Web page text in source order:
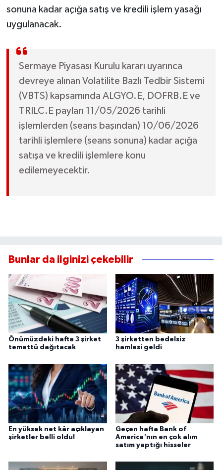
sonuna kadar açığa satış ve kredili işlem yasağı
uygulanacak.
Sermaye Piyasası Kurulu kararı uyarınca
devreye alınan Volatilite Bazlı Tedbir Sistemi
(VBTS) kapsamında ALGYO.E, DOFRB.E ve
TRILC.E payları 11/05/2026 tarihli
işlemlerden (seans başından) 10/06/2026
tarihli işlemlere (seans sonuna) kadar açığa
satışa ve kredili işlemlere konu
edilemeyecektir.
Bunlar da ilginizi çekebilir
Önümüzdeki hafta 3 şirket
temettü dağıtacak
3 şirketten bedelsiz
hamlesi geldi
En yüksek net kâr açıklayan
şirketler belli oldu!
Geçen hafta Bank of
America'nın en çok alım
satım yaptığı hisseler